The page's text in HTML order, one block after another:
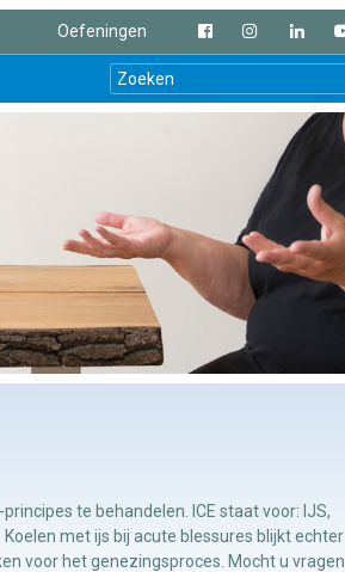
Oefeningen
te behandelen. ICE staat voor: IJS,
met ijs bij acute blessures blijkt echter
voor het genezingsproces. Mocht u vragen